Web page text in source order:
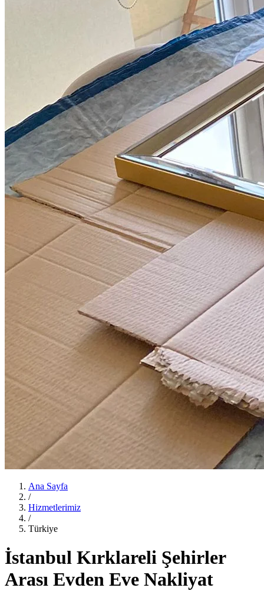
Ana Sayfa
/
Hizmetlerimiz
/
Türkiye
İstanbul Kırklareli Şehirler
Arası Evden Eve Nakliyat